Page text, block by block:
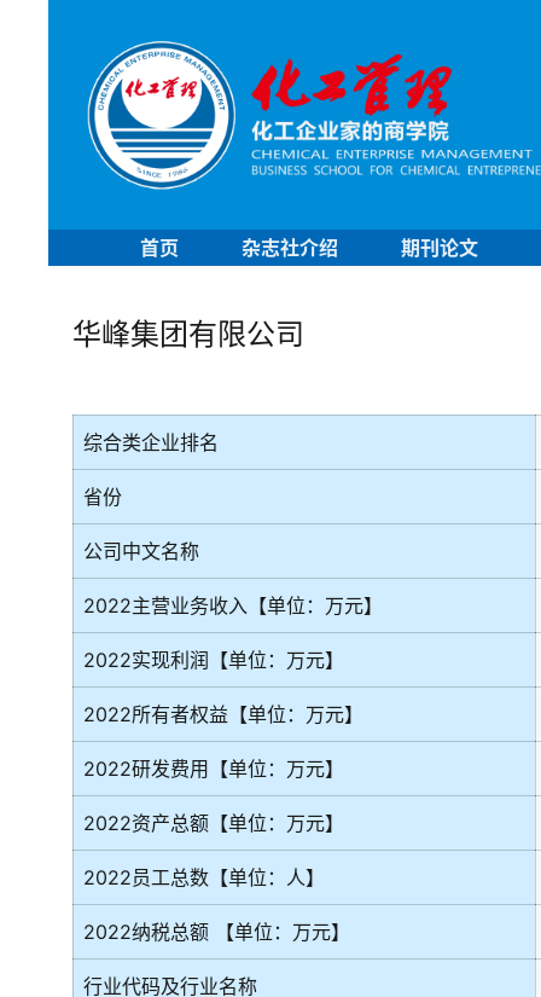
首页 杂志社介绍 期刊论文
华峰集团有限公司
综合类企业排名
省份
公司中文名称
2022主营业务收入【单位：万元】
2022实现利润【单位：万元】
2022所有者权益【单位：万元】
2022研发费用【单位：万元】
2022资产总额【单位：万元】
2022员工总数【单位：人】
2022纳税总额 【单位：万元】
行业代码及行业名称